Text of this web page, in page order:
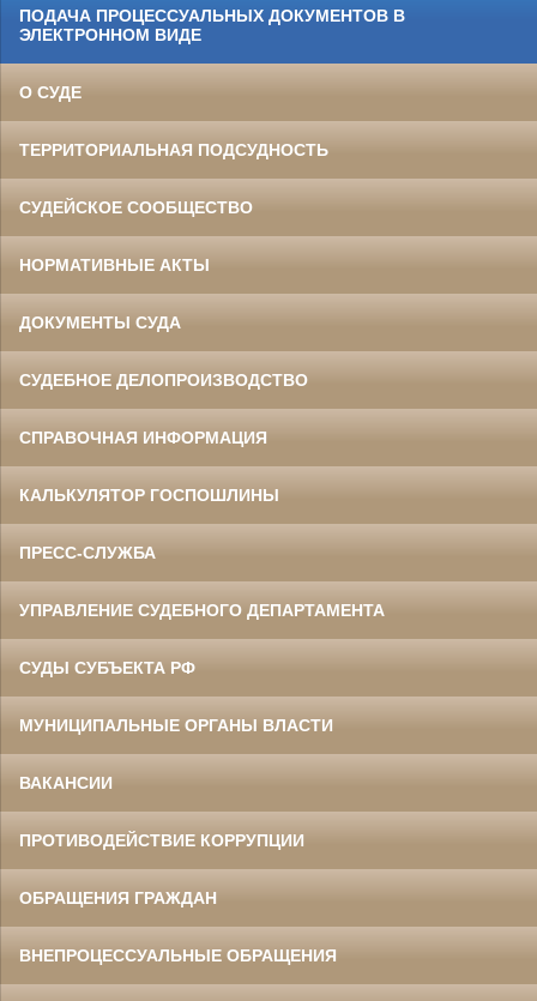
ПОДАЧА ПРОЦЕССУАЛЬНЫХ ДОКУМЕНТОВ В
ЭЛЕКТРОННОМ ВИДЕ
О СУДЕ
ТЕРРИТОРИАЛЬНАЯ ПОДСУДНОСТЬ
СУДЕЙСКОЕ СООБЩЕСТВО
НОРМАТИВНЫЕ АКТЫ
ДОКУМЕНТЫ СУДА
СУДЕБНОЕ ДЕЛОПРОИЗВОДСТВО
СПРАВОЧНАЯ ИНФОРМАЦИЯ
КАЛЬКУЛЯТОР ГОСПОШЛИНЫ
ПРЕСС-СЛУЖБА
УПРАВЛЕНИЕ СУДЕБНОГО ДЕПАРТАМЕНТА
СУДЫ СУБЪЕКТА РФ
МУНИЦИПАЛЬНЫЕ ОРГАНЫ ВЛАСТИ
ВАКАНСИИ
ПРОТИВОДЕЙСТВИЕ КОРРУПЦИИ
ОБРАЩЕНИЯ ГРАЖДАН
ВНЕПРОЦЕССУАЛЬНЫЕ ОБРАЩЕНИЯ